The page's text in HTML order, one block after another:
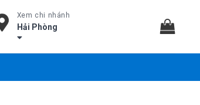
Xem chi nhánh
Hải Phòng